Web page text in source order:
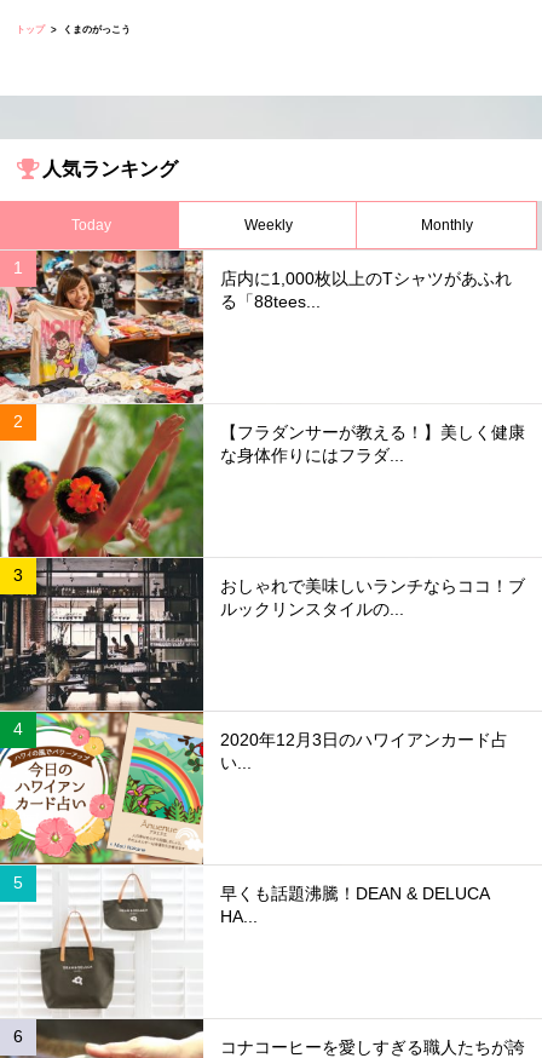
トップ くまのがっこう
人気ランキング
Today Weekly Monthly
店内に1,000枚以上のTシャツがあふれ
る「88tees...
【フラダンサーが教える！】美しく健康
な身体作りにはフラダ...
おしゃれで美味しいランチならココ！ブ
ルックリンスタイルの...
2020年12月3日のハワイアンカード占
い...
早くも話題沸騰！DEAN & DELUCA
HA...
コナコーヒーを愛しすぎる職人たちが誇